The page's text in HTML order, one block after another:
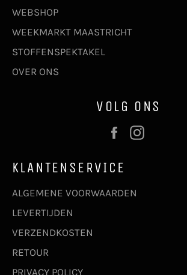
WEBSHOP
WEEKMARKT MAASTRICHT
STOFFENSPEKTAKEL
OVER ONS
VOLG ONS
Facebook
KLANTENSERVICE
ALGEMENE VOORWAARDEN
LEVERTIJDEN
VERZENDKOSTEN
RETOUR
PRIVACY POLICY